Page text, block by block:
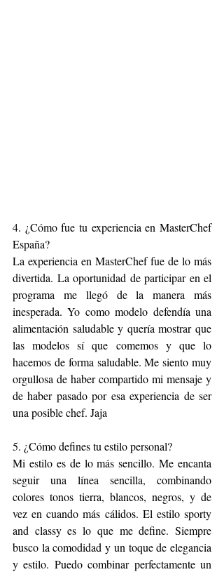
4. ¿Cómo fue tu experiencia en MasterChef
España?
La experiencia en MasterChef fue de lo más
divertida. La oportunidad de participar en el
programa me llegó de la manera más
inesperada. Yo como modelo defendía una
alimentación saludable y quería mostrar que
las modelos sí que comemos y que lo
hacemos de forma saludable. Me siento muy
orgullosa de haber compartido mi mensaje y
de haber pasado por esa experiencia de ser
una posible chef. Jaja
5. ¿Cómo defines tu estilo personal?
Mi estilo es de lo más sencillo. Me encanta
seguir una línea sencilla, combinando
colores tonos tierra, blancos, negros, y de
vez en cuando más cálidos. El estilo sporty
and classy es lo que me define. Siempre
busco la comodidad y un toque de elegancia
y estilo. Puedo combinar perfectamente un